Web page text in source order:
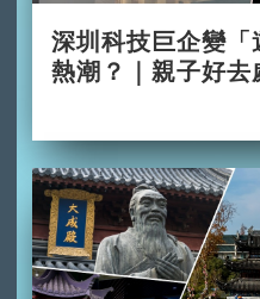
深圳科技巨企變
熱潮？｜親子好去